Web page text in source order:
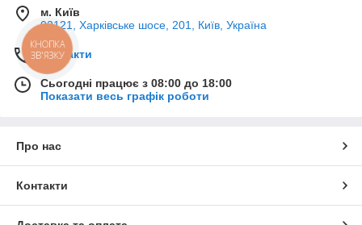
м. Київ
02121, Харківське шосе, 201, Київ, Україна
Контакти
Сьогодні працює з 08:00 до 18:00
Показати весь графік роботи
Про нас
Контакти
КНОПКА
ЗВ'ЯЗКУ